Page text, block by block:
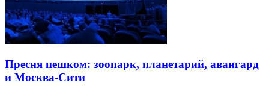
Пресня пешком: зоопарк, планетарий, авангард
и Москва-Сити